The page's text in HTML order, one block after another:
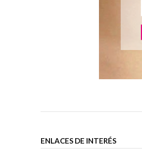
ENLACES DE INTERÉS